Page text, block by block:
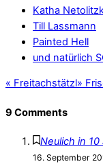
Katha
Till Lassmann
Painted Hell
und natürlich
« Freitachstätzl»
9 Comments
Neulich in
16. September